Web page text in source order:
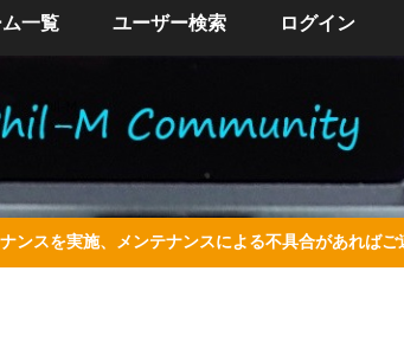
一覧 ユーザー検索 ログイン
ンスを実施、メンテナンスによる不具合があればご